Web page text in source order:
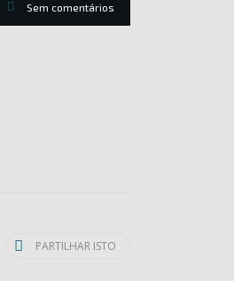
Sem comentários
PARTILHAR ISTO